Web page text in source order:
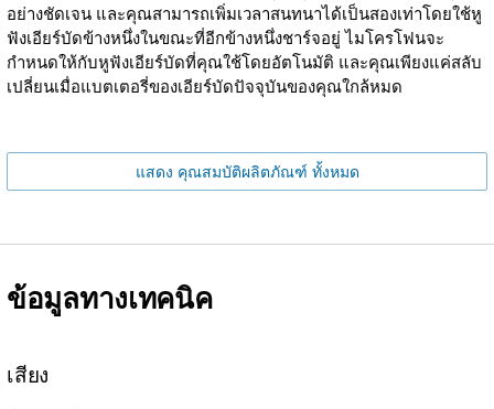
อย่างชัดเจน และคุณสามารถเพิ่มเวลาสนทนาได้เป็นสองเท่าโดยใช้หู
ฟังเอียร์บัดข้างหนึ่งในขณะที่อีกข้างหนึ่งชาร์จอยู่ ไมโครโฟนจะ
กำหนดให้กับหูฟังเอียร์บัดที่คุณใช้โดยอัตโนมัติ และคุณเพียงแค่สลับ
เปลี่ยนเมื่อแบตเตอรี่ของเอียร์บัดปัจจุบันของคุณใกล้หมด
แสดง คุณสมบัติผลิตภัณฑ์ ทั้งหมด
ข้อมูลทางเทคนิค
เสียง